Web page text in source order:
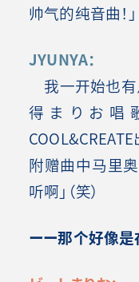
帅气的纯音曲！」
JYUNYA：
我一开始也有
得まりお唱
附赠曲中马里
听啊」（笑）
ーー那个好像是